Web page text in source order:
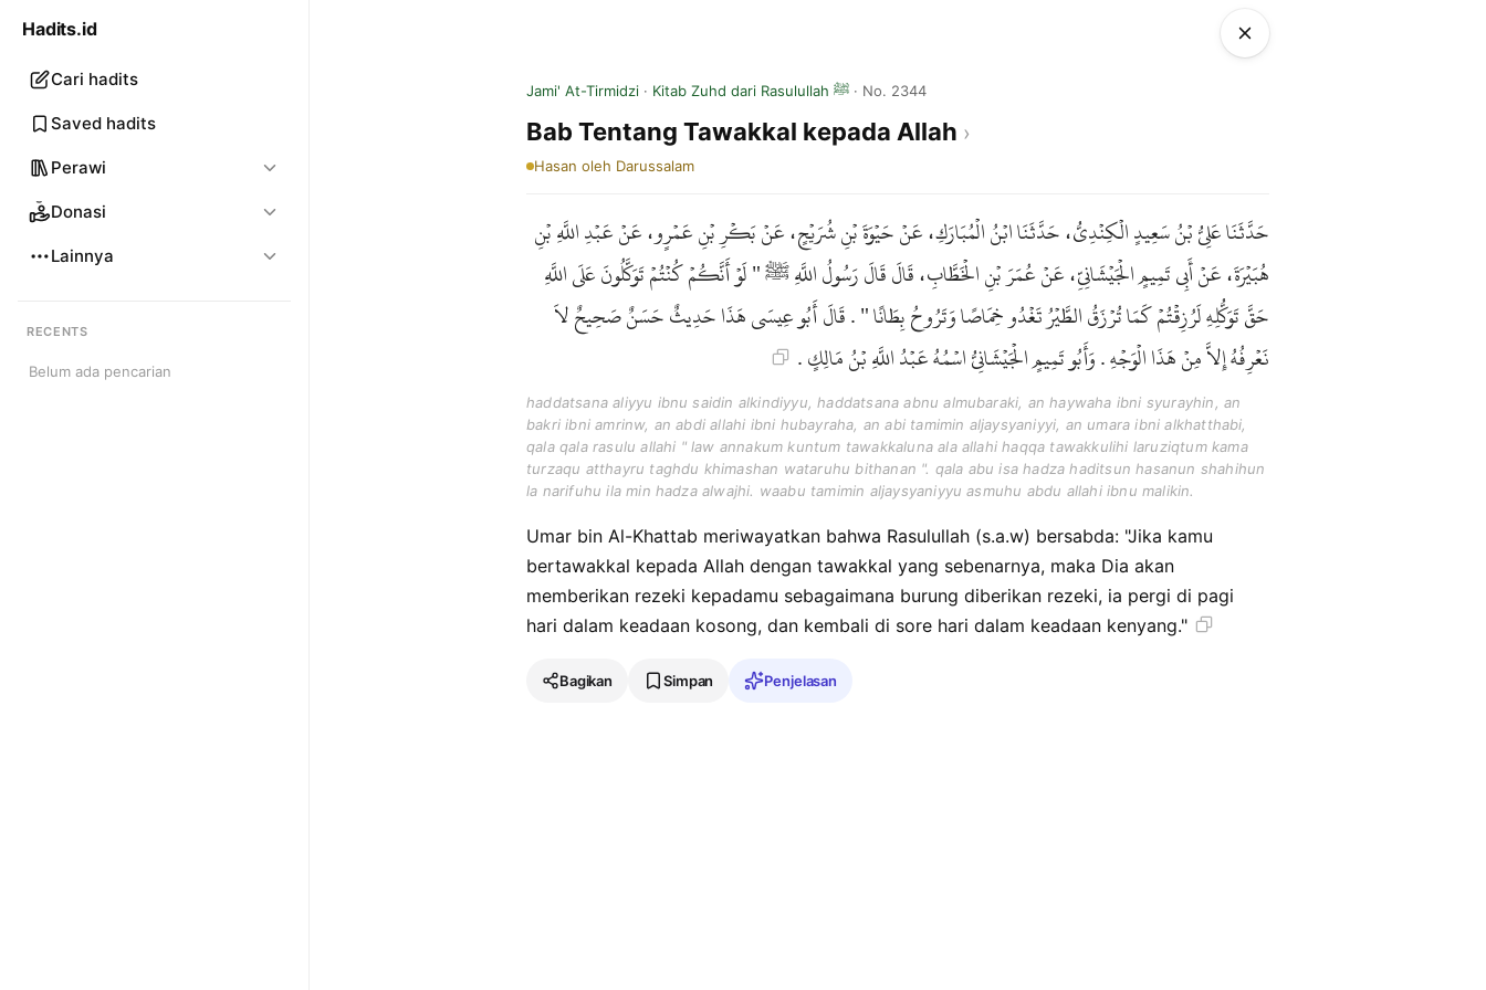
Hadits.id
Cari hadits
Saved hadits
Perawi
Donasi
Lainnya
RECENTS
Belum ada pencarian
Jami' At-Tirmidzi · Kitab Zuhd dari Rasulullah ﷺ · No. 2344
Bab Tentang Tawakkal kepada Allah
Hasan oleh Darussalam
حَدَّثَنَا عَلِيُّ بْنُ سَعِيدٍ الْكِنْدِيُّ، حَدَّثَنَا ابْنُ الْمُبَارَكِ، عَنْ حَيْوَةَ بْنِ شُرَيْحٍ، عَنْ بَكْرِ بْنِ عَمْرٍو، عَنْ عَبْدِ اللَّهِ بْنِ
هُبَيْرَةَ، عَنْ أَبِي تَمِيمٍ الْجَيْشَانِيِّ، عَنْ عُمَرَ بْنِ الْخَطَّابِ، قَالَ قَالَ رَسُولُ اللَّهِ ﷺ " لَوْ أَنَّكُمْ كُنْتُمْ تَوَكَّلُونَ عَلَى اللَّهِ
حَقَّ تَوَكُّلِهِ لَرُزِقْتُمْ كَمَا تُرْزَقُ الطَّيْرُ تَغْدُو خِمَاصًا وَتَرُوحُ بِطَانًا " . قَالَ أَبُو عِيسَى هَذَا حَدِيثٌ حَسَنٌ صَحِيحٌ لاَ
نَعْرِفُهُ إِلاَّ مِنْ هَذَا الْوَجْهِ . وَأَبُو تَمِيمٍ الْجَيْشَانِيُّ اسْمُهُ عَبْدُ اللَّهِ بْنُ مَالِكٍ .
haddatsana aliyyu ibnu saidin alkindiyyu, haddatsana abnu almubaraki, an haywaha ibni syurayhin, an
bakri ibni amrinw, an abdi allahi ibni hubayraha, an abi tamimin aljaysyaniyyi, an umara ibni alkhatthabi,
qala qala rasulu allahi " law annakum kuntum tawakkaluna ala allahi haqqa tawakkulihi laruziqtum kama
turzaqu atthayru taghdu khimashan wataruhu bithanan ". qala abu isa hadza haditsun hasanun shahihun
la narifuhu ila min hadza alwajhi. waabu tamimin aljaysyaniyyu asmuhu abdu allahi ibnu malikin.
Umar bin Al-Khattab meriwayatkan bahwa Rasulullah (s.a.w) bersabda: "Jika kamu
bertawakkal kepada Allah dengan tawakkal yang sebenarnya, maka Dia akan
memberikan rezeki kepadamu sebagaimana burung diberikan rezeki, ia pergi di pagi
hari dalam keadaan kosong, dan kembali di sore hari dalam keadaan kenyang."
Bagikan Simpan Penjelasan